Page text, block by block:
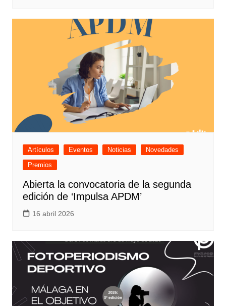
Artículos Eventos Noticias
Novedades
Premios
Abierta la convocatoria de la segunda
edición de ‘Impulsa APDM’
16 abril 2026